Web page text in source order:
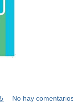
No hay